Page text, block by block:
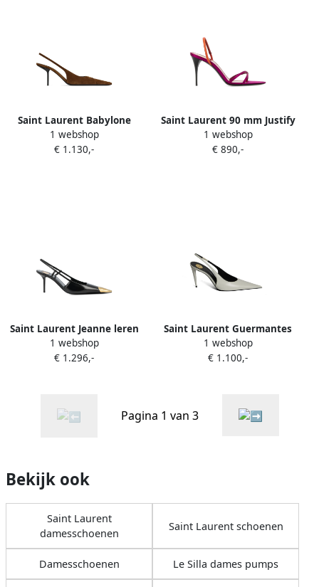
Saint Laurent Babylone
slingback pumps Bruin
1 webshop
€ 1.130,-
Saint Laurent 90 mm Justify
pumps met hak Roze
1 webshop
€ 890,-
Saint Laurent Jeanne leren
pumps Zwart
1 webshop
€ 1.296,-
Saint Laurent Guermantes
slingback pumps Wit
1 webshop
€ 1.100,-
Pagina 1 van 3
Bekijk ook
Saint Laurent
damesschoenen
Saint Laurent schoenen
Damesschoenen Le Silla dames pumps